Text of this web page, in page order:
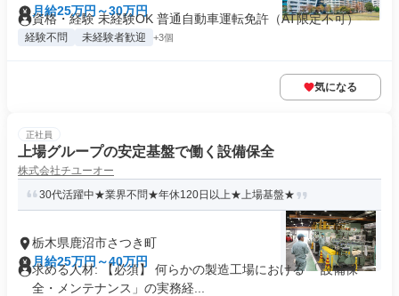
月給25万円～30万円
資格・経験 未経験OK 普通自動車運転免許（AT限定不可）
経験不問 未経験者歓迎 +3個
気になる
正社員
上場グループの安定基盤で働く設備保全
株式会社チユーオー
30代活躍中★業界不問★年休120日以上★上場基盤★
栃木県鹿沼市さつき町
月給25万円～40万円
求める人材: 【必須】 何らかの製造工場における 「設備保
全・メンテナンス」の実務経...